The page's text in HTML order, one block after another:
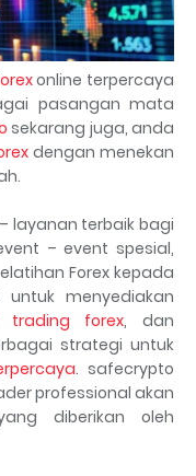
online terpercaya
pasangan mata
sekarang juga, anda
dengan menekan
layanan terbaik bagi
– event spesial,
Forex kepada
menyediakan
trading forex, dan
strategi untuk
. safecrypto
professional akan
diberikan oleh